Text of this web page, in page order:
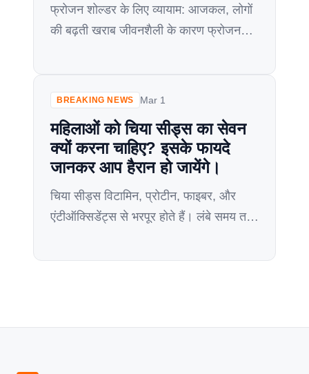
फ्रोजन शोल्डर के लिए व्यायाम: आजकल, लोगों
की बढ़ती खराब जीवनशैली के कारण फ्रोजन
के साथ समय बिताने से, लोग इस समस्या का
अकड़न या एडहेसिव कैप्सुलिटिस के नाम से […]
BREAKING NEWS Mar 1
महिलाओं को चिया सीड्स का सेवन
क्यों करना चाहिए? इसके फायदे
जानकर आप हैरान हो जायेंगे।
चिया सीड्स विटामिन, प्रोटीन, फाइबर, और
एंटीऑक्सिडेंट्स से भरपूर होते हैं। लंबे समय तक
पहुंचाता है। ये खासकर महिलाओं के लिए किसी